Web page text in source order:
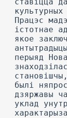
Працэс
істотнае
якое
перыяд
былі
дзяржавы
уклад